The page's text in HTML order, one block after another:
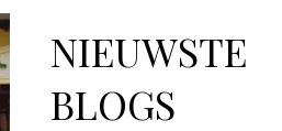
NIEUWSTE
BLOGS